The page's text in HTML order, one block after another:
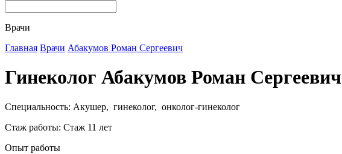
Врачи
Главная Врачи Абакумов Роман Сергеевич
Гинеколог Абакумов Роман Сергеевич
Специальность: Акушер, гинеколог, онколог-гинеколог
Стаж работы: Стаж 11 лет
Опыт работы